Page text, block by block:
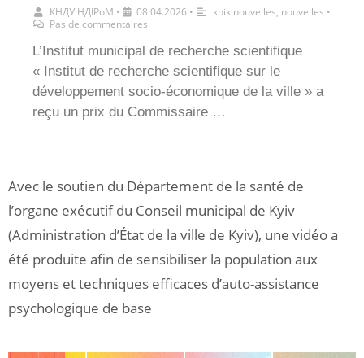
КНДУ НДІРоМ • 08.04.2026 • knik nouvelles, nouvelles •
Pas de commentaires
L’Institut municipal de recherche scientifique
« Institut de recherche scientifique sur le
développement socio-économique de la ville » a
reçu un prix du Commissaire …
Avec le soutien du Département de la santé de
l’organe exécutif du Conseil municipal de Kyiv
(Administration d’État de la ville de Kyiv), une vidéo a
été produite afin de sensibiliser la population aux
moyens et techniques efficaces d’auto-assistance
psychologique de base